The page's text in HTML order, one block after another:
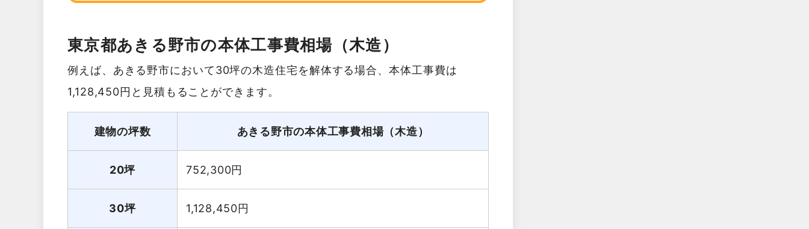
東京都あきる野市の本体工事費相場（木造）
例えば、あきる野市において30坪の木造住宅を解体する場合、本体工事費は
1,128,450円と見積もることができます。
建物の坪数 あきる野市の本体工事費相場（木造）
20坪 752,300円
30坪 1,128,450円